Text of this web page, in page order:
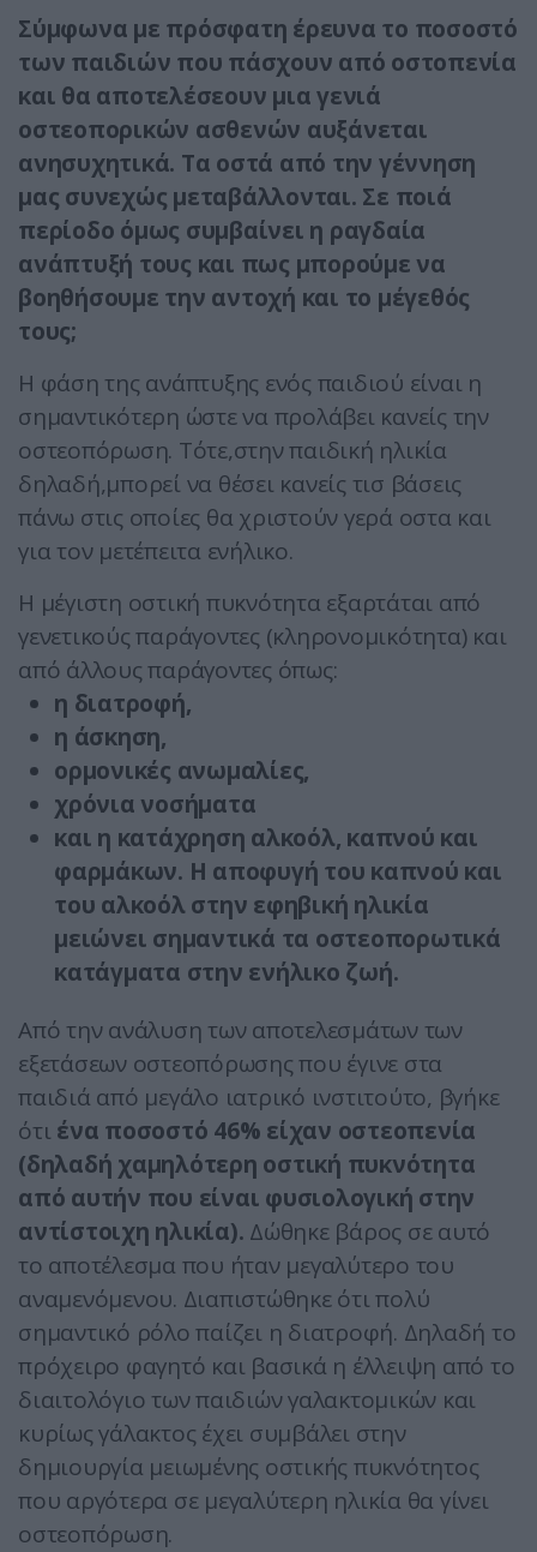
Σύμφωνα με πρόσφατη έρευνα το ποσοστό
των παιδιών που πάσχουν από οστοπενία
και θα αποτελέσεουν μια γενιά
οστεοπορικών ασθενών αυξάνεται
ανησυχητικά. Τα οστά από την γέννηση
μας συνεχώς μεταβάλλονται. Σε ποιά
περίοδο όμως συμβαίνει η ραγδαία
ανάπτυξή τους και πως μπορούμε να
βοηθήσουμε την αντοχή και το μέγεθός
τους;
Η φάση της ανάπτυξης ενός παιδιού είναι η
σημαντικότερη ώστε να προλάβει κανείς την
οστεοπόρωση. Τότε,στην παιδική ηλικία
δηλαδή,μπορεί να θέσει κανείς τισ βάσεις
πάνω στις οποίες θα χριστούν γερά οστα και
για τον μετέπειτα ενήλικο.
Η μέγιστη οστική πυκνότητα εξαρτάται από
γενετικούς παράγοντες (κληρονομικότητα) και
από άλλους παράγοντες όπως:
η διατροφή,
η άσκηση,
ορμονικές ανωμαλίες,
χρόνια νοσήματα
και η κατάχρηση αλκοόλ, καπνού και
φαρμάκων. Η αποφυγή του καπνού και
του αλκοόλ στην εφηβική ηλικία
μειώνει σημαντικά τα οστεοπορωτικά
κατάγματα στην ενήλικο ζωή.
Από την ανάλυση των αποτελεσμάτων των
εξετάσεων οστεοπόρωσης που έγινε στα
παιδιά από μεγάλο ιατρικό ινστιτούτο, βγήκε
ότι ένα ποσοστό 46% είχαν οστεοπενία
(δηλαδή χαμηλότερη οστική πυκνότητα
από αυτήν που είναι φυσιολογική στην
αντίστοιχη ηλικία). Δώθηκε βάρος σε αυτό
το αποτέλεσμα που ήταν μεγαλύτερο του
αναμενόμενου. Διαπιστώθηκε ότι πολύ
σημαντικό ρόλο παίζει η διατροφή. Δηλαδή το
πρόχειρο φαγητό και βασικά η έλλειψη από το
διαιτολόγιο των παιδιών γαλακτομικών και
κυρίως γάλακτος έχει συμβάλει στην
δημιουργία μειωμένης οστικής πυκνότητος
που αργότερα σε μεγαλύτερη ηλικία θα γίνει
οστεοπόρωση.